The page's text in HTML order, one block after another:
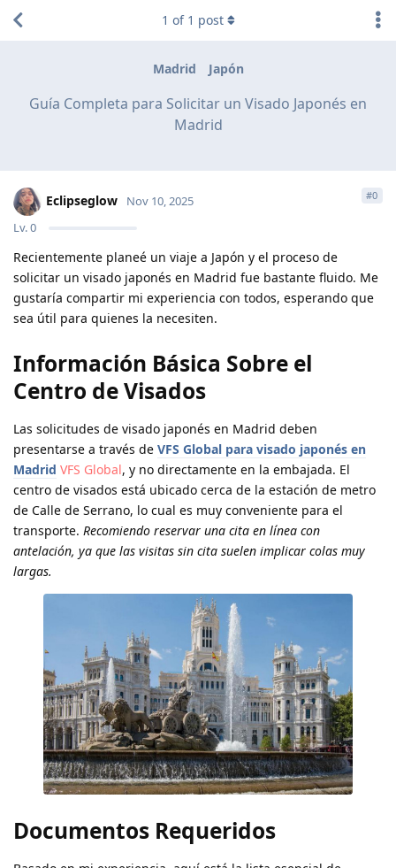
Madrid Japón
Guía Completa para Solicitar un Visado Japonés en
Madrid
1 of 1 post
Eclipseglow
Lv.0
Nov 10, 2025 #0
Recientemente planeé un viaje a Japón y el proceso de
solicitar un visado japonés en Madrid fue bastante fluido. Me
gustaría compartir mi experiencia con todos, esperando que
sea útil para quienes la necesiten.
Información Básica Sobre el
Centro de Visados
Las solicitudes de visado japonés en Madrid deben
presentarse a través de VFS Global para visado japonés en
Madrid VFS Global, y no directamente en la embajada. El
centro de visados está ubicado cerca de la estación de metro
de Calle de Serrano, lo cual es muy conveniente para el
transporte. Recomiendo reservar una cita en línea con
antelación, ya que las visitas sin cita suelen implicar colas muy
largas.
Documentos Requeridos